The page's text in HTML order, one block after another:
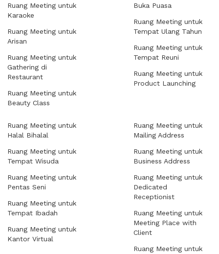
Ruang Meeting untuk
Karaoke
Ruang Meeting untuk
Arisan
Ruang Meeting untuk
Gathering di
Restaurant
Ruang Meeting untuk
Beauty Class
Buka Puasa
Ruang Meeting untuk
Tempat Ulang Tahun
Ruang Meeting untuk
Tempat Reuni
Ruang Meeting untuk
Product Launching
Ruang Meeting untuk
Halal Bihalal
Ruang Meeting untuk
Tempat Wisuda
Ruang Meeting untuk
Pentas Seni
Ruang Meeting untuk
Tempat Ibadah
Ruang Meeting untuk
Kantor Virtual
Ruang Meeting untuk
Mailing Address
Ruang Meeting untuk
Business Address
Ruang Meeting untuk
Dedicated
Receptionist
Ruang Meeting untuk
Meeting Place with
Client
Ruang Meeting untuk